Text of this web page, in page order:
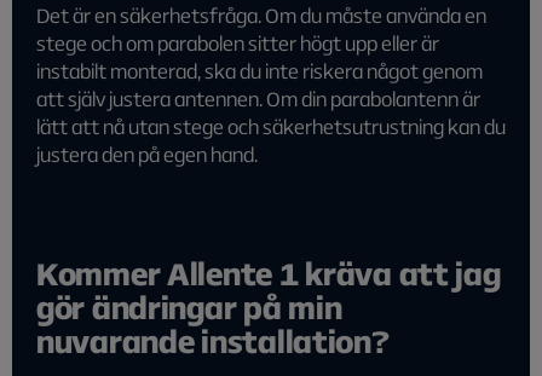
Det är en säkerhetsfråga. Om du måste använda en
stege och om parabolen sitter högt upp eller är
instabilt monterad, ska du inte riskera något genom
att själv justera antennen. Om din parabolantenn är
lätt att nå utan stege och säkerhetsutrustning kan du
justera den på egen hand.
Kommer Allente 1 kräva att jag
gör ändringar på min
nuvarande installation?